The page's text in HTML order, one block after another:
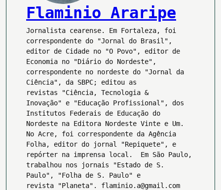
Flaminio Araripe
Jornalista cearense. Em Fortaleza, foi
correspondente do "Jornal do Brasil",
editor de Cidade no "O Povo", editor de
Economia no "Diário do Nordeste",
correspondente no nordeste do "Jornal da
Ciência", da SBPC; editou as
revistas "Ciência, Tecnologia &
Inovação" e "Educação Profissional", dos
Institutos Federais de Educação do
Nordeste na Editora Nordeste Vinte e Um.
No Acre, foi correspondente da Agência
Folha, editor do jornal "Repiquete", e
repórter na imprensa local. Em São Paulo,
trabalhou nos jornais "Estado de S.
Paulo", "Folha de S. Paulo" e
revista "Planeta". flaminio.a@gmail.com